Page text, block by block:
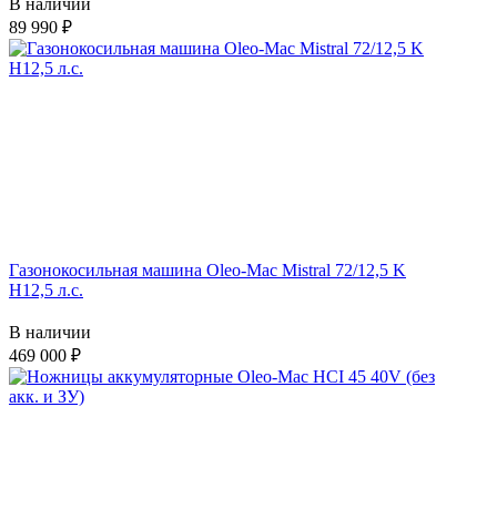
89 990
Газонокосильная машина Oleo-Mac Mistral 72/12,5 K
H12,5 л.с.
В наличии
469 000